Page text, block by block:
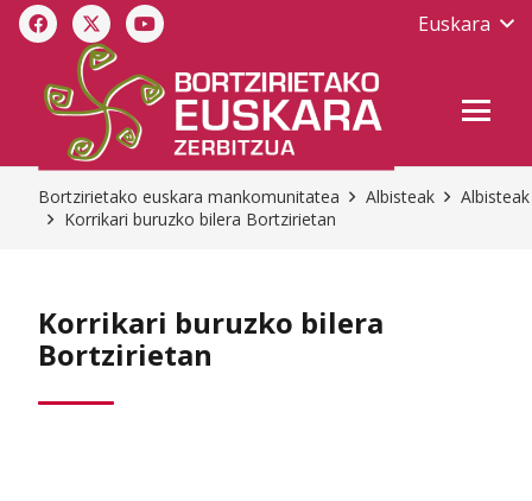
Euskara
Bortzirietako euskara mankomunitatea Albisteak
Albisteak
Korrikari buruzko bilera Bortzirietan
Korrikari buruzko bilera
Bortzirietan